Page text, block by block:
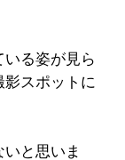
る姿が見ら
スポットに
と思いま